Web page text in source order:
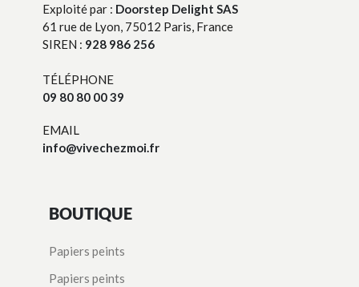
Exploité par : Doorstep Delight SAS
61 rue de Lyon, 75012 Paris, France
SIREN : 928 986 256
TÉLÉPHONE
09 80 80 00 39
EMAIL
info@vivechezmoi.fr
BOUTIQUE
Papiers peints
Papiers peints